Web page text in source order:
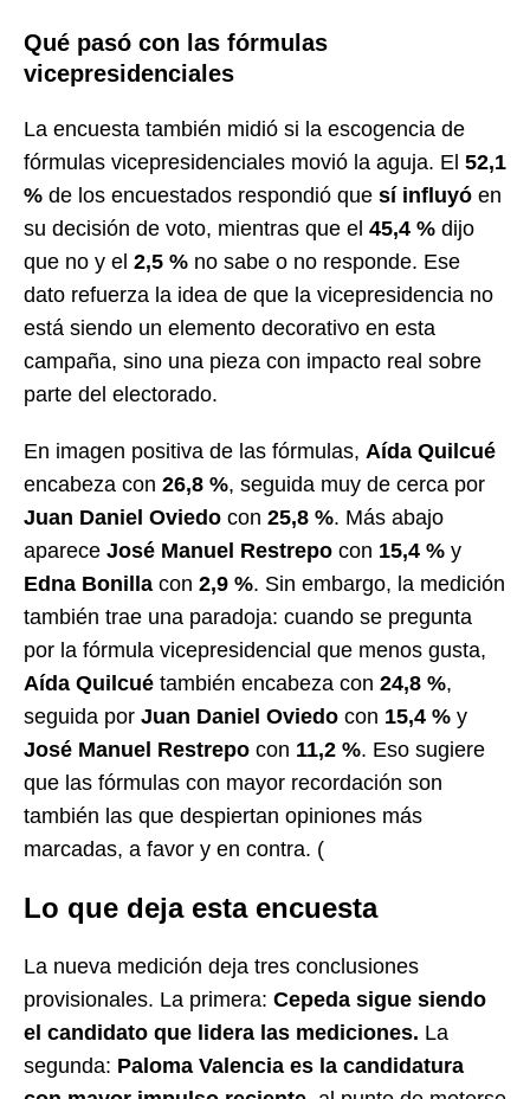
Qué pasó con las fórmulas
vicepresidenciales
La encuesta también midió si la escogencia de
fórmulas vicepresidenciales movió la aguja. El 52,1
% de los encuestados respondió que sí influyó en
su decisión de voto, mientras que el 45,4 % dijo
que no y el 2,5 % no sabe o no responde. Ese
dato refuerza la idea de que la vicepresidencia no
está siendo un elemento decorativo en esta
campaña, sino una pieza con impacto real sobre
parte del electorado.
En imagen positiva de las fórmulas, Aída Quilcué
encabeza con 26,8 %, seguida muy de cerca por
Juan Daniel Oviedo con 25,8 %. Más abajo
aparece José Manuel Restrepo con 15,4 % y
Edna Bonilla con 2,9 %. Sin embargo, la medición
también trae una paradoja: cuando se pregunta
por la fórmula vicepresidencial que menos gusta,
Aída Quilcué también encabeza con 24,8 %,
seguida por Juan Daniel Oviedo con 15,4 % y
José Manuel Restrepo con 11,2 %. Eso sugiere
que las fórmulas con mayor recordación son
también las que despiertan opiniones más
marcadas, a favor y en contra. (
Lo que deja esta encuesta
La nueva medición deja tres conclusiones
provisionales. La primera: Cepeda sigue siendo
el candidato que lidera las mediciones. La
segunda: Paloma Valencia es la candidatura